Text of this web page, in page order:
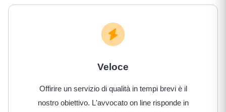
Veloce
Offirire un servizio di qualità in tempi brevi è il
nostro obiettivo. L'avvocato on line risponde in